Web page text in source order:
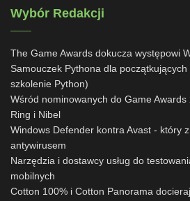
Wybór Redakcji
The Game Awards dokucza występowi
Samouczek Pythona dla
szkolenie Python)
Wśród nominowanych do Game
Ring i Nibel
Windows Defender kontra Avast - który
antywirusem
Narzędzia i dostawcy usług do
mobilnych
Cotton 100% i Cotton Panorama